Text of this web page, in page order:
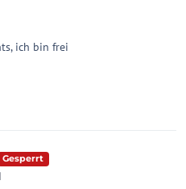
ich bin frei
Gesperrt